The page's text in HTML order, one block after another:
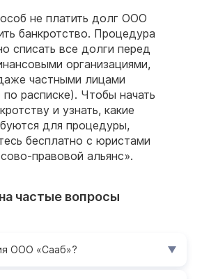
не платить долг ООО
банкротство. Процедура
списать все долги перед
организациями,
частными лицами
расписке). Чтобы начать
и узнать, какие
для процедуры,
бесплатно с юристами
правовой альянс».
частые вопросы
ООО «Сааб»?